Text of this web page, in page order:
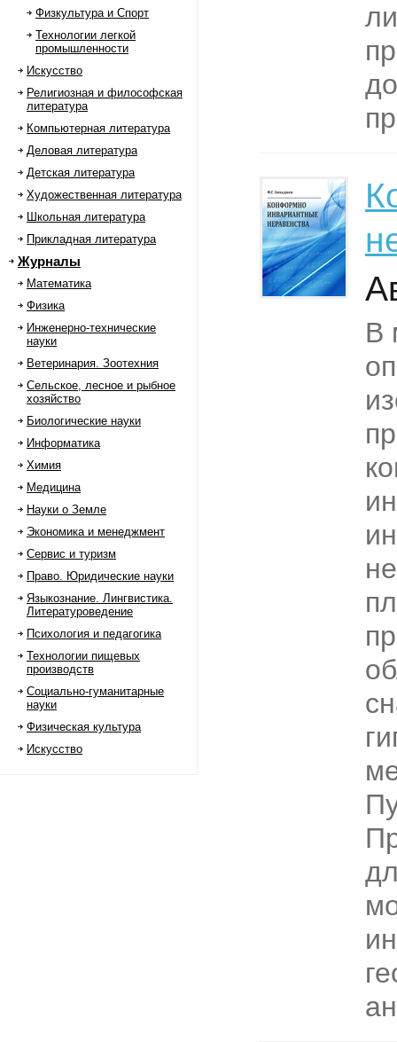
Физкультура и Спорт
Технологии легкой
промышленности
Искусство
Религиозная и философская
литература
Компьютерная литература
Деловая литература
Детская литература
Художественная литература
Школьная литература
Прикладная литература
Журналы
Математика
Физика
Инженерно-технические
науки
Ветеринария. Зоотехния
Сельское, лесное и рыбное
хозяйство
Биологические науки
Информатика
Химия
Медицина
Науки о Земле
Экономика и менеджмент
Сервис и туризм
Право. Юридические науки
Языкознание. Лингвистика.
Литературоведение
Психология и педагогика
Технологии пищевых
производств
Социально-гуманитарные
науки
Физическая культура
Искусство
В